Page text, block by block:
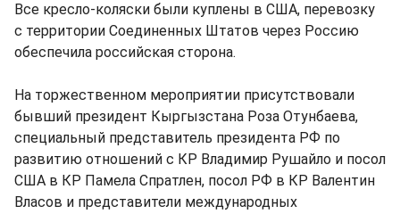
Все кресло-коляски были куплены в США, перевозку
с территории Соединенных Штатов через Россию
обеспечила российская сторона.
На торжественном мероприятии присутствовали
бывший президент Кыргызстана Роза Отунбаева,
специальный представитель президента РФ по
развитию отношений с КР Владимир Рушайло и посол
США в КР Памела Спратлен, посол РФ в КР Валентин
Власов и представители международных